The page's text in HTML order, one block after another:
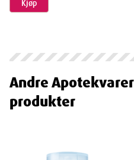
Kjøp
AndreApotekvarer
produkter